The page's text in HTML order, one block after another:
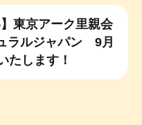
】東京アーク里親会
ラルジャパン 9月
たします！